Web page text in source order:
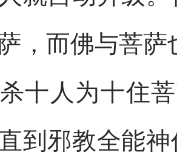
，而佛与菩萨
十人为十住
到邪教全能